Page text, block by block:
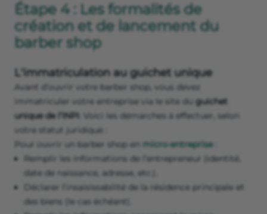
Étape 4 : Les formalités de
création et de lancement du
barber shop
L'immatriculation au guichet unique
Avant d’ouvrir votre barber shop, vous devez
immatriculer votre entreprise via le site du guichet
unique de l’INPI . Voici les démarches à effectuer, selon
votre statut juridique :
Pour ouvrir un barber shop en micro-entreprise:
Remplir les informations de l’entrepreneur (identité,
date de naissance, adresse, etc.).
Déclarer l'insaisissabilité de la résidence principale et
des biens (le cas échéant).